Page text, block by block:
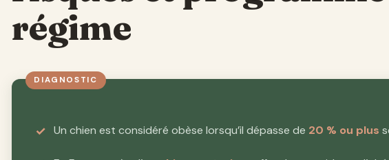
régime
Un chien est considéré obèse lorsqu’il dépasse de 20 % ou plus